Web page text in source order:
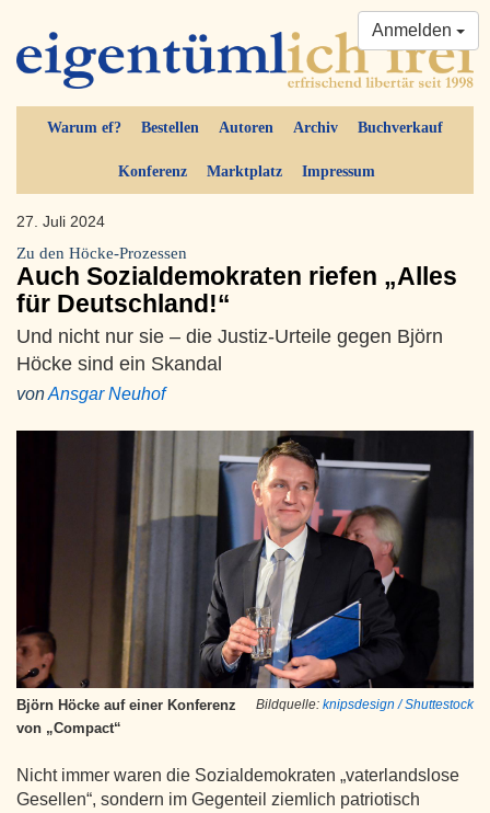
Warum ef? Bestellen Autoren Archiv Buchverkauf
Konferenz Marktplatz Impressum
Anmelden
27. Juli 2024
Zu den Höcke-Prozessen
Auch Sozialdemokraten riefen „Alles
für Deutschland!“
Und nicht nur sie – die Justiz-Urteile gegen Björn
Höcke sind ein Skandal
vonAnsgar Neuhof
Bildquelle: knipsdesign / Shuttestock
Björn Höcke auf einer Konferenz
von „Compact“
Nicht immer waren die Sozialdemokraten „vaterlandslose
Gesellen“, sondern im Gegenteil ziemlich patriotisch